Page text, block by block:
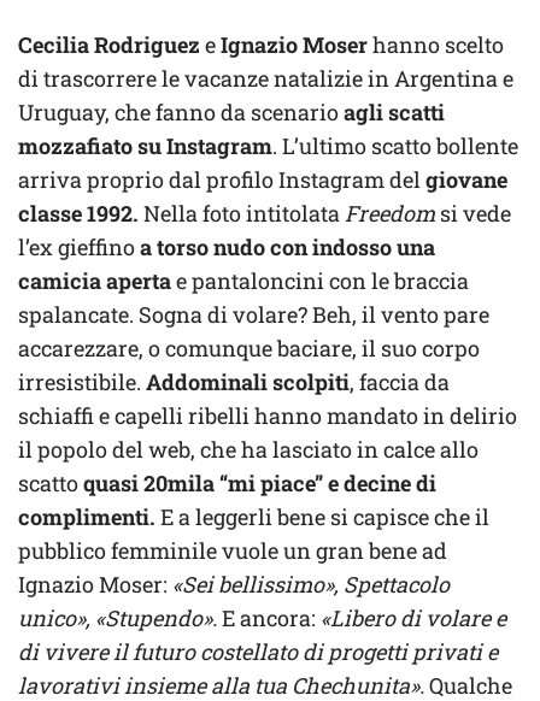
Cecilia Rodriguez eIgnazio Moserhanno scelto
di trascorrere le vacanze natalizie in Argentina e
Uruguay, che fanno da scenarioagli scatti
mozzafiato su Instagram. L’ultimo scatto bollente
arriva proprio dal profilo Instagram del giovane
classe 1992. Nella foto intitolata Freedom si vede
l’ex gieffinoa torso nudo con indosso una
camicia apertae pantaloncini con le braccia
spalancate. Sogna di volare? Beh, il vento pare
accarezzare, o comunque baciare, il suo corpo
irresistibile. Addominali scolpiti, faccia da
schiaffi e capelli ribelli hanno mandato in delirio
il popolo del web, che ha lasciato in calce allo
scattoquasi 20mila “mi piace” e decine di
complimenti. E a leggerli bene si capisce che il
pubblico femminile vuole un gran bene ad
Ignazio Moser: «Sei bellissimo», Spettacolo
unico», «Stupendo».E ancora: «Libero di volare e
di vivere il futuro costellato di progetti privati e
lavorativi insieme alla tua Chechunita».Qualche